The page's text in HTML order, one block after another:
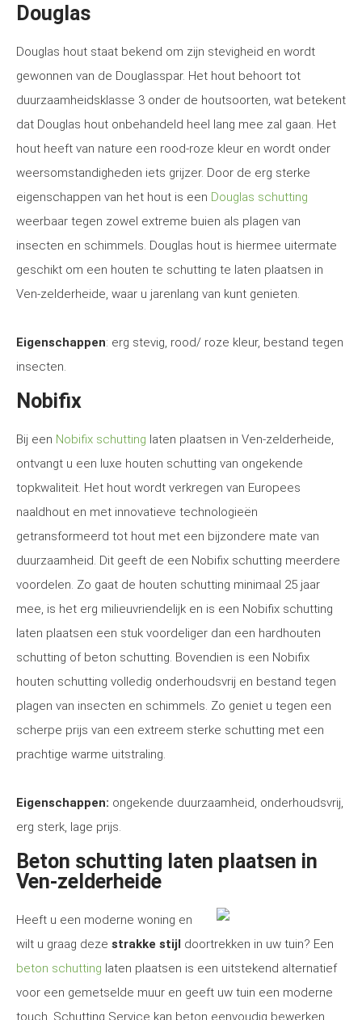
Douglas
Douglas hout staat bekend om zijn stevigheid en wordt
gewonnen van de Douglasspar. Het hout behoort tot
duurzaamheidsklasse 3 onder de houtsoorten, wat betekent
dat Douglas hout onbehandeld heel lang mee zal gaan. Het
hout heeft van nature een rood-roze kleur en wordt onder
weersomstandigheden iets grijzer. Door de erg sterke
eigenschappen van het hout is een Douglas schutting
weerbaar tegen zowel extreme buien als plagen van
insecten en schimmels. Douglas hout is hiermee uitermate
geschikt om een houten te schutting te laten plaatsen in
Ven-zelderheide, waar u jarenlang van kunt genieten.
Eigenschappen: erg stevig, rood/ roze kleur, bestand tegen
insecten.
Nobifix
Bij een Nobifix schutting laten plaatsen in Ven-zelderheide,
ontvangt u een luxe houten schutting van ongekende
topkwaliteit. Het hout wordt verkregen van Europees
naaldhout en met innovatieve technologieën
getransformeerd tot hout met een bijzondere mate van
duurzaamheid. Dit geeft de een Nobifix schutting meerdere
voordelen. Zo gaat de houten schutting minimaal 25 jaar
mee, is het erg milieuvriendelijk en is een Nobifix schutting
laten plaatsen een stuk voordeliger dan een hardhouten
schutting of beton schutting. Bovendien is een Nobifix
houten schutting volledig onderhoudsvrij en bestand tegen
plagen van insecten en schimmels. Zo geniet u tegen een
scherpe prijs van een extreem sterke schutting met een
prachtige warme uitstraling.
Eigenschappen: ongekende duurzaamheid, onderhoudsvrij,
erg sterk, lage prijs.
Beton schutting laten plaatsen in
Ven-zelderheide
Heeft u een moderne woning en
wilt u graag deze strakke stijl doortrekken in uw tuin? Een
beton schutting laten plaatsen is een uitstekend alternatief
voor een gemetselde muur en geeft uw tuin een moderne
touch. Schutting Service kan beton eenvoudig bewerken,